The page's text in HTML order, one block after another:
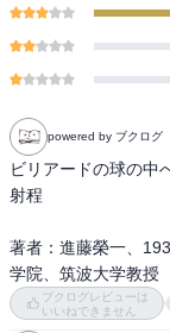
powered by ブクログ
ビリアードの球の中
射程
著者：進藤榮一、
学院、筑波大学教授
ブクログレビューは
いいねできません